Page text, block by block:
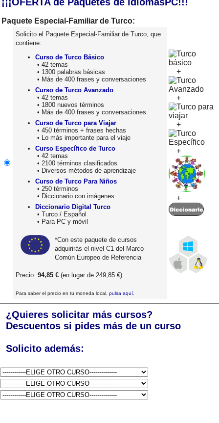
Paquete Especial-Familiar de Turco:
Solicito el Paquete Especial-Familiar de Turco, que
contiene:
Curso de Turco Básico
• 42 temas
• 1300 palabras básicas
• Más de 400 frases y conversaciones
Curso de Turco Avanzado
• 42 temas
• 1800 nuevos términos
• Más de 400 frases y conversaciones
Curso de Turco para Viajar
• 450 términos + frases hechas
• Lo más importante para el viaje
Curso Específico de Turco
• 42 temas
• 2100 términos clasificados
• Diversos métodos de aprendizaje
Curso de Turco Para Niños
• 250 términos
• Diccionario con imágenes
Diccionario Digital Turco
• Turco / Español
• Para PC y móvil
*Con este paquete de cursos
adquirirás el nivel C1 del Marco
Común Europeo de Referencia
Precio: 94,85 € (en lugar de 249,85 €)
Para saber el precio en tu moneda local, pulsa aquí
+
+
+
+
+
¿Quieres solicitar más cursos?
Descuentos si pides más de un curso
Solicito además: